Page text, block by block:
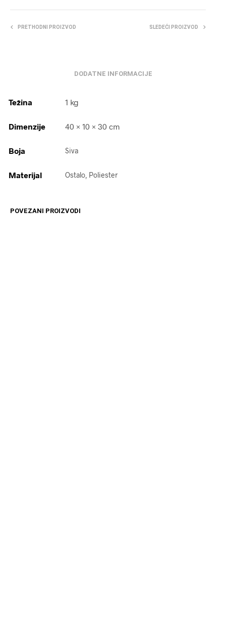
PRETHODNI PROIZVOD SLEDEĆI PROIZVOD
DODATNE INFORMACIJE
Težina 1 kg
Dimenzije 40 × 10 × 30 cm
Boja Siva
Materijal Ostalo, Poliester
POVEZANI PROIZVODI